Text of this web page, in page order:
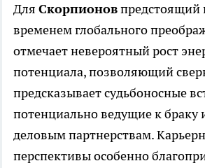
Для Скорпионовпредстоящий
временем глобального
отмечает невероятный рост
потенциала, позволяющий
предсказывает судьбоносные
потенциально ведущие к
деловым партнерствам.
перспективы особенно